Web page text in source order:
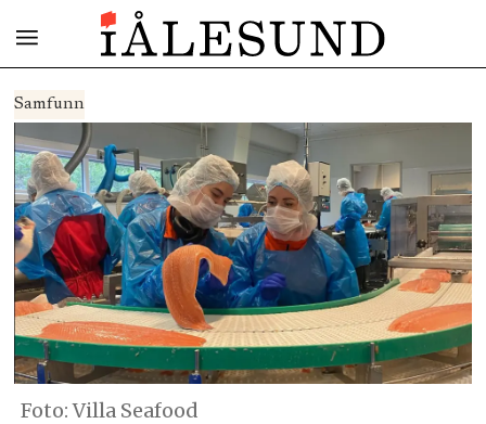
Samfunn
Foto: Villa Seafood